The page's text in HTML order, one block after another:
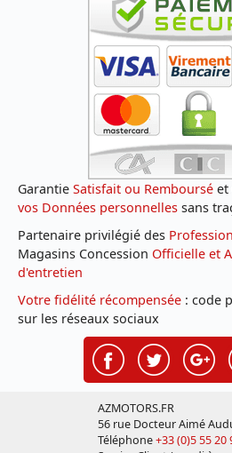
Garantie Satisfait ou Remboursé et
vos Données personnelles sans
Partenaire privilégié des
Magasins Concession Officielle et
d'entretien
Votre fidélité récompensée : code
sur les réseaux sociaux
AZMOTORS.FR
56 rue Docteur Aimé
Téléphone+33 (0)5 55 20